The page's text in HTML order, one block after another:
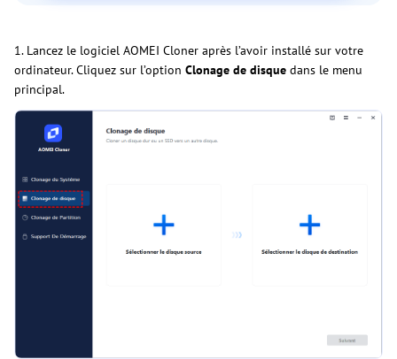
1. Lancez le logiciel AOMEI Cloner après l’avoir installé sur votre
ordinateur. Cliquez sur l’option Clonage de disque dans le menu
principal.